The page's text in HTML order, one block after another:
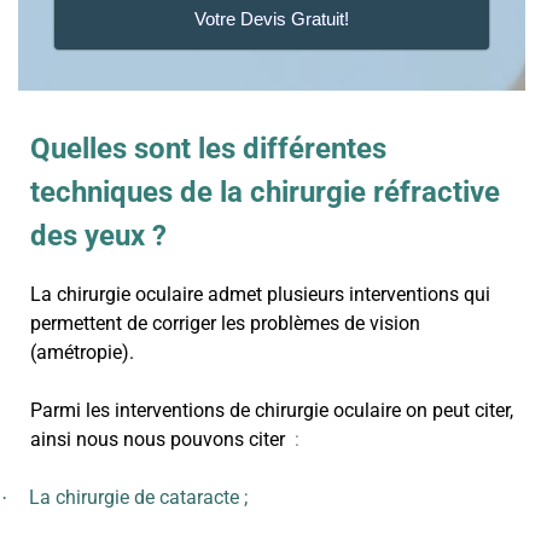
Votre Devis Gratuit!
Quelles sont les différentes
techniques de la chirurgie réfractive
des yeux ?
La chirurgie oculaire admet plusieurs interventions qui
permettent de corriger les problèmes de vision
(amétropie).
Parmi les interventions de chirurgie oculaire on peut citer,
ainsi nous nous pouvons citer:
· La chirurgie de cataracte ;